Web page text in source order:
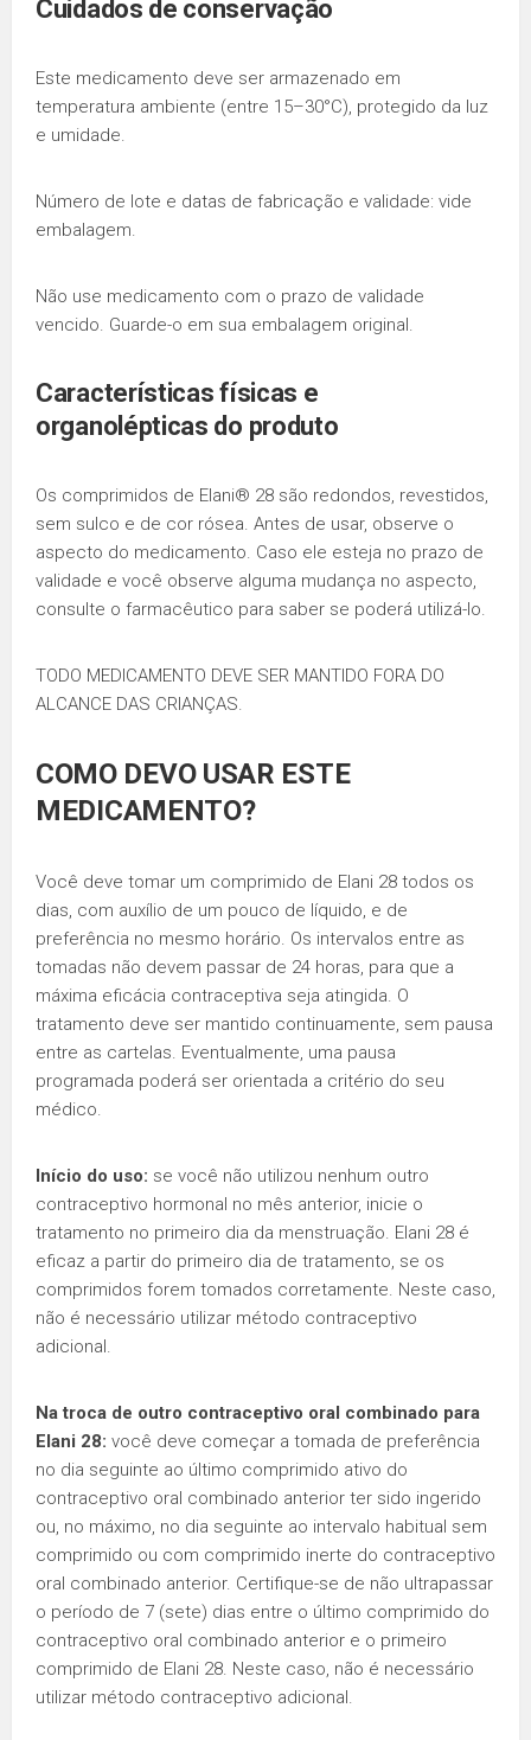
Cuidados de conservação
Este medicamento deve ser armazenado em
temperatura ambiente (entre 15–30°C), protegido da luz
e umidade.
Número de lote e datas de fabricação e validade: vide
embalagem.
Não use medicamento com o prazo de validade
vencido. Guarde-o em sua embalagem original.
Características físicas e
organolépticas do produto
Os comprimidos de Elani® 28 são redondos, revestidos,
sem sulco e de cor rósea. Antes de usar, observe o
aspecto do medicamento. Caso ele esteja no prazo de
validade e você observe alguma mudança no aspecto,
consulte o farmacêutico para saber se poderá utilizá-lo.
TODO MEDICAMENTO DEVE SER MANTIDO FORA DO
ALCANCE DAS CRIANÇAS.
COMO DEVO USAR ESTE
MEDICAMENTO?
Você deve tomar um comprimido de Elani 28 todos os
dias, com auxílio de um pouco de líquido, e de
preferência no mesmo horário. Os intervalos entre as
tomadas não devem passar de 24 horas, para que a
máxima eficácia contraceptiva seja atingida. O
tratamento deve ser mantido continuamente, sem pausa
entre as cartelas. Eventualmente, uma pausa
programada poderá ser orientada a critério do seu
médico.
Início do uso: se você não utilizou nenhum outro
contraceptivo hormonal no mês anterior, inicie o
tratamento no primeiro dia da menstruação. Elani 28 é
eficaz a partir do primeiro dia de tratamento, se os
comprimidos forem tomados corretamente. Neste caso,
não é necessário utilizar método contraceptivo
adicional.
Na troca de outro contraceptivo oral combinado para
Elani 28: você deve começar a tomada de preferência
no dia seguinte ao último comprimido ativo do
contraceptivo oral combinado anterior ter sido ingerido
ou, no máximo, no dia seguinte ao intervalo habitual sem
comprimido ou com comprimido inerte do contraceptivo
oral combinado anterior. Certifique-se de não ultrapassar
o período de 7 (sete) dias entre o último comprimido do
contraceptivo oral combinado anterior e o primeiro
comprimido de Elani 28. Neste caso, não é necessário
utilizar método contraceptivo adicional.